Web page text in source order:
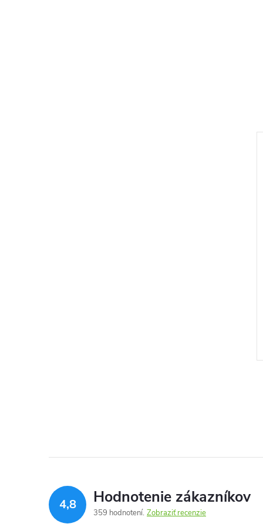
4,8 Hodnotenie zákazníkov
359 hodnotení Zobraziť recenzie